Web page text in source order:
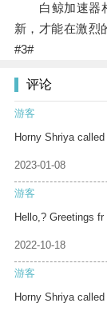
白鲸加速器相
新，才能在激烈
#3#
评论
游客
Horny Shriya
2023-01-08
游客
Hello,? Greetings fr
2022-10-18
游客
Horny Shriya